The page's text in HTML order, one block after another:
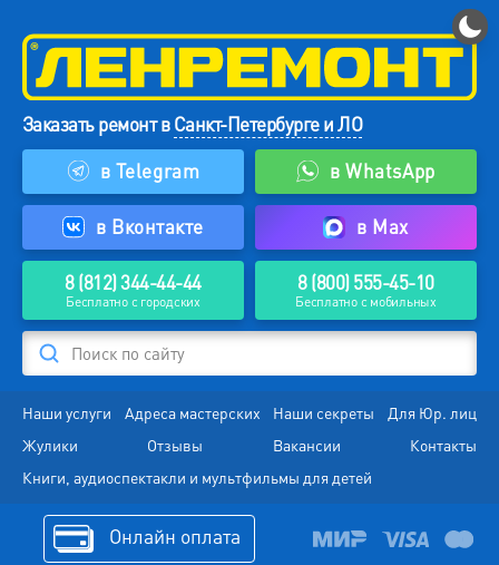
Заказать ремонт вСанкт-Петербурге и ЛО
в Telegram
в WhatsApp
в Вконтакте в Max
8 (812) 344-44-44
Бесплатно с городских
8 (800) 555-45-10
Бесплатно с мобильных
Поиск по сайту
Наши услуги Адреса мастерских Наши секреты
Для Юр. лиц
Жулики
Отзывы Вакансии
Контакты
Книги, аудиоспектакли и мультфильмы для детей
Онлайн оплата